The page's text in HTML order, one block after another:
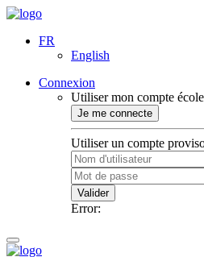
FR
English
Connexion
Utiliser mon compte école
Je me connecte
Utiliser un compte
Valider
Error: